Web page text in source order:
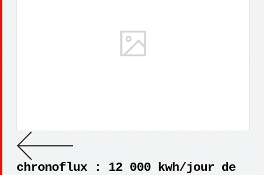
chronoflux : 12 000 kwh/jour de